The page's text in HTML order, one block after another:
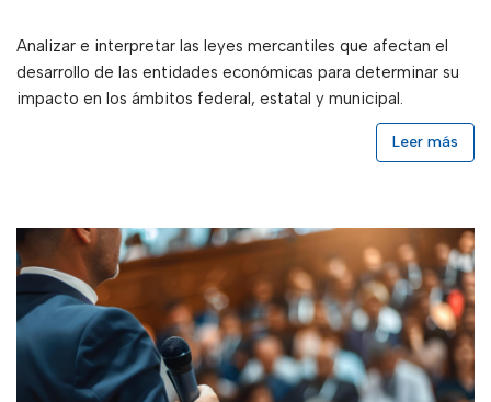
Analizar e interpretar las leyes mercantiles que afectan el
desarrollo de las entidades económicas para determinar su
impacto en los ámbitos federal, estatal y municipal.
Leer más